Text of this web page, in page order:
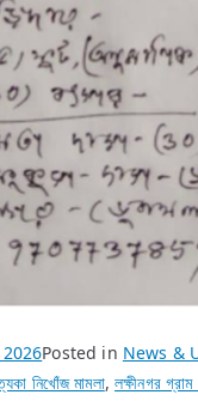
Posted in News &
নিখোঁজ মামলা,লক্ষীনগর